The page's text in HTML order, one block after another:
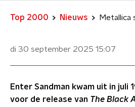
Top 2000 Nieuws
di 30 september 2025 15:07
Enter Sandman kwam uit in juli
voor de release van The Black